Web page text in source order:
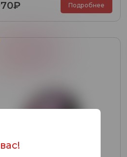
Подробнее